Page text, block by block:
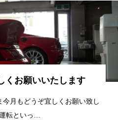
くお願いいたします
月もどうぞ宜しくお願い致し
転といっ…